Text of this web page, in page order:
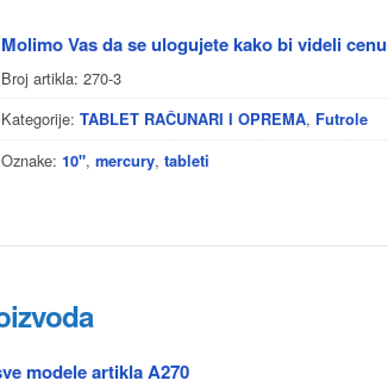
Molimo Vas da se ulogujete kako bi videli cenu
Broj artikla:270-3
Kategorije:TABLET RAČUNARI I OPREMA, Futrole
Oznake:10",mercury,tableti
modele artikla A270